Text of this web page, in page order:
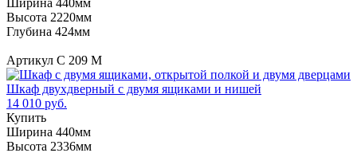
Высота 2220мм
Глубина 424мм
Артикул С 209 М
Шкаф двухдверный с двумя ящиками и нишей
14 010 руб.
Купить
Ширина 440мм
Высота 2336мм